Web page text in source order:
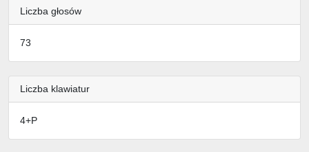
Liczba głosów
73
Liczba klawiatur
4+P